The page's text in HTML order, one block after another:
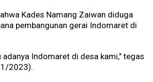
Kades Namang Zaiwan diduga
pembangunan gerai Indomaret di
Indomaret di desa kami," tegas
2023).